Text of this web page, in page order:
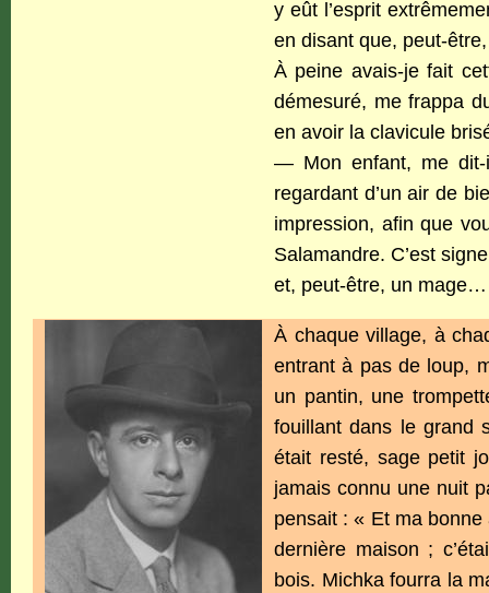
y eût l’esprit
en disant que, peut-
À peine avais-je fait
démesuré, me frappa
en avoir la clavicule
— Mon enfant, me dit-
regardant d’un air de
impression, afin que
Salamandre. C’est
et, peut-être, un mage…
À chaque village, à
entrant à pas de loup,
un pantin, une
fouillant dans le grand
était resté, sage petit
jamais connu une nuit
pensait : « Et ma
dernière maison ;
bois. Michka fourra la